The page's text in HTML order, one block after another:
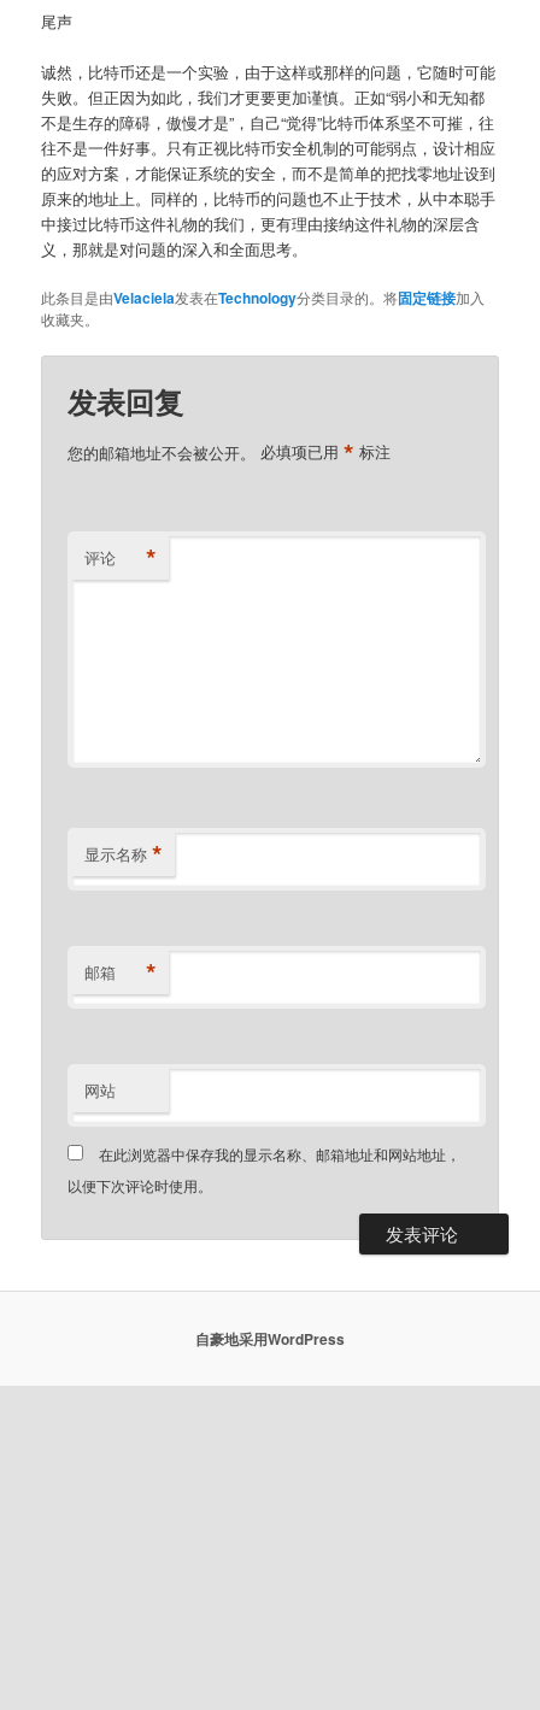
尾声
诚然，比特币还是一个实验，由于这样或那样的问题，它随时可能
失败。但正因为如此，我们才更要更加谨慎。正如“弱小和无知都
不是生存的障碍，傲慢才是”，自己“觉得”比特币体系坚不可摧，往
往不是一件好事。只有正视比特币安全机制的可能弱点，设计相应
的应对方案，才能保证系统的安全，而不是简单的把找零地址设到
原来的地址上。同样的，比特币的问题也不止于技术，从中本聪手
中接过比特币这件礼物的我们，更有理由接纳这件礼物的深层含
义，那就是对问题的深入和全面思考。
此条目是由Velaciela发表在Technology分类目录的。将固定链接加入
收藏夹。
发表回复
您的邮箱地址不会被公开。 必填项已用* 标注
评论 *
显示名称 *
邮箱 *
网站
在此浏览器中保存我的显示名称、邮箱地址和网站地址，
以便下次评论时使用。
自豪地采用WordPress